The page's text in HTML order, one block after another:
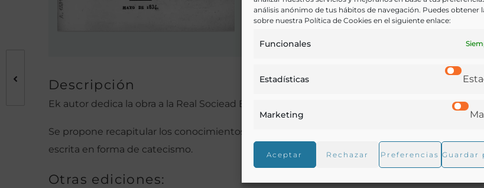
análisis anónimo de tus hábitos de navegación. Puedes obtener
sobre nuestra Política de Cookies en el siguiente enlace:
Funcionales
Estadísticas
Marketing
Aceptar Rechazar Preferencias Guardar
Ir a versión electrónica
Descripción
Ek autor dedica la obra a la Real Sociead Económica de Amigos del País de Oviedo, de la que
Se propone recapitular los conocimientos que existen sobre la manteca de Inglaterra y
escrita en forma de catecismo.
Otras ediciones: